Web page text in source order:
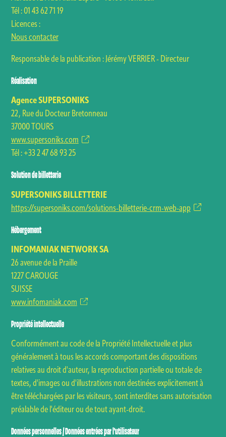
Tél :01 43 62 71 19
Licences :
Nous contacter
Responsable de la publication : Jérémy VERRIER - Directeur
Réalisation
Agence SUPERSONIKS
22, Rue du Docteur Bretonneau
37000 TOURS
www.supersoniks.com
Tél : +33 2 47 68 93 25
Solution de billetterie
SUPERSONIKS BILLETTERIE
https://supersoniks.com/solutions-billetterie-crm-web-app
Hébergement
INFOMANIAK NETWORK SA
26 avenue de la Praille
1227 CAROUGE
SUISSE
www.infomaniak.com
Propriété intellectuelle
Conformément au code de la Propriété Intellectuelle et plus
généralement à tous les accords comportant des dispositions
relatives au droit d'auteur, la reproduction partielle ou totale de
textes, d'images ou d'illustrations non destinées explicitement à
être téléchargées par les visiteurs, sont interdites sans autorisation
préalable de l'éditeur ou de tout ayant-droit.
Données personnelles / Données entrées par l'utilisateur
RETROUVER VOS COMMANDES